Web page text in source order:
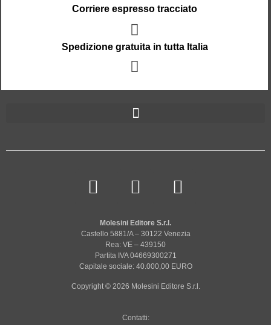
Corriere espresso tracciato
Spedizione gratuita in tutta Italia
Molesini Editore S.r.l.
Castello 5881/A – 30122 Venezia
Rea: VE – 439150
Partita IVA 04669300271
Capitale sociale: 40.000,00 EURO
Copyright © 2026 Molesini Editore S.r.l.
Contatti: